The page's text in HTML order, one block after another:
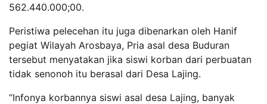
562.440.000;00.
Peristiwa pelecehan itu juga dibenarkan oleh Hanif
pegiat Wilayah Arosbaya, Pria asal desa Buduran
tersebut menyatakan jika siswi korban dari perbuatan
tidak senonoh itu berasal dari Desa Lajing.
“Infonya korbannya siswi asal desa Lajing, banyak